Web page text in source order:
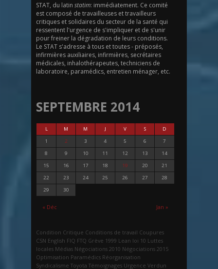
STAT, du latin statim: immédiatement. Ce comité
est composé de travailleuses et travailleurs
critiques et solidaires du secteur de la santé qui
ressentent l'urgence de s'impliquer et de s'unir
pour freiner la dégradation de leurs conditions.
Le STAT s'adresse à tous et toutes - préposés,
infirmières auxiliaires, infirmières, secrétaires
médicales, inhalothérapeutes, techniciens de
laboratoire, paramédics, entretien ménager, etc.
SEPTEMBRE 2014
L M M J V S D
« Déc Jan »
1 2 3 4 5 6
7
8
9 10 11 12 13
14
15
16 17 18 19 20
21
22
23 24 25 26 27
28
29
30
Condition Critique Conditions de travail Coupures
CSN English FIQ FTQ Grève 1999 Lean loi 10 Luttes
locales Médias Négociations 2010 Négociations 2015
Optimisation Paramédics Réorganisation
Syndicalisme Toyota Témoignages Urgence Verdun